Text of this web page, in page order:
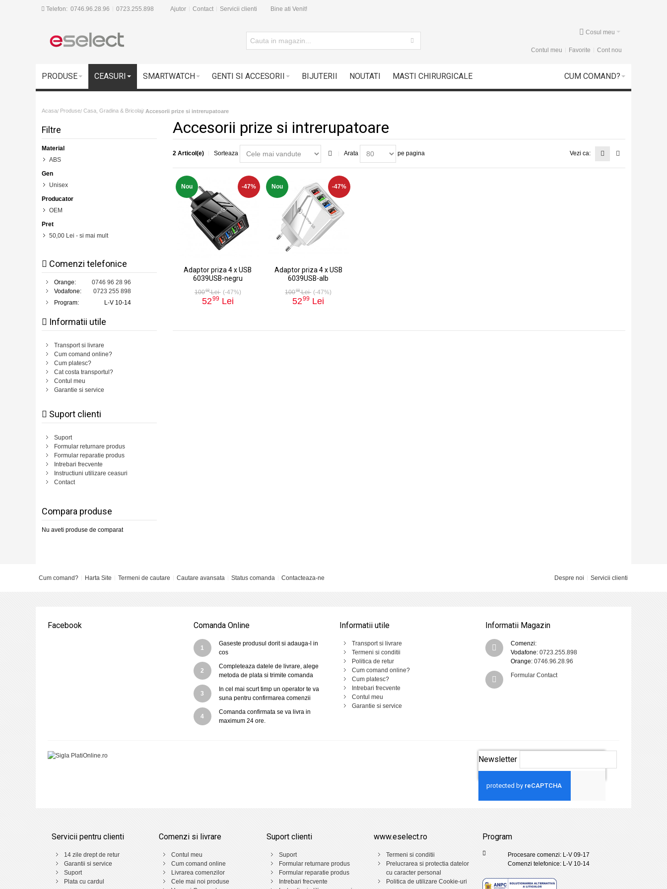
Telefon: 0746.96.28.96 0723.255.898 Ajutor Contact Servicii clienti Bine ati Venit!
Cosul meu
Contul meu Favorite Cont nou
PRODUSE CEASURI SMARTWATCH GENTI SI ACCESORII BIJUTERII NOUTATI MASTI CHIRURGICALE CUM COMAND?
Acasa/ Produse/ Casa, Gradina & Bricolaj/ Accesorii prize si intrerupatoare
Accesorii prize si intrerupatoare
2 Articol(e) Sorteaza Arata pe pagina Vezi ca:
Nou -47%
Adaptor priza 4 x USB
6039USB-negru
10068Lei (-47%)
5299Lei
Nou -47%
Adaptor priza 4 x USB
6039USB-alb
10068Lei (-47%)
5299 Lei
Filtre
Material
ABS
Gen
Unisex
Producator
OEM
Pret
50,00 Lei - si mai mult
Comenzi telefonice
Orange:
0746 96 28 96
Vodafone:
0723 255 898
Program:
L-V 10-14
Informatii utile
Transport si livrare
Cum comand online?
Cum platesc?
Cat costa transportul?
Contul meu
Garantie si service
Suport clienti
Suport
Formular returnare produs
Formular reparatie produs
Intrebari frecvente
Instructiuni utilizare ceasuri
Contact
Compara produse
Nu aveti produse de comparat
Cum comand? Harta Site Termeni de cautare Cautare avansata Status comanda Contacteaza-ne Despre noi Servicii clienti
Facebook Comanda Online
1
Gaseste produsul dorit si adauga-l in
cos
2
Completeaza datele de livrare, alege
metoda de plata si trimite comanda
3
In cel mai scurt timp un operator te va
suna pentru confirmarea comenzii
4
Comanda confirmata se va livra in
maximum 24 ore.
Informatii utile
Transport si livrare
Termeni si conditii
Politica de retur
Cum comand online?
Cum platesc?
Intrebari frecvente
Contul meu
Garantie si service
Informatii Magazin
Comenzi:
Vodafone: 0723.255.898
Orange: 0746.96.28.96
Formular Contact
Newsletter
Aboneaza-te
Servicii pentru clienti
14 zile drept de retur
Garantii si service
Suport
Plata cu cardul
Comenzi si livrare
Contul meu
Cum comand online
Livrarea comenzilor
Cele mai noi produse
Suport clienti
Suport
Formular returnare produs
Formular reparatie produs
Intrebari frecvente
www.eselect.ro
Termeni si conditii
Prelucrarea si protectia datelor
cu caracter personal
Politica de utilizare Cookie-uri
Program
Procesare comenzi: L-V 09-17
Comenzi telefonice: L-V 10-14